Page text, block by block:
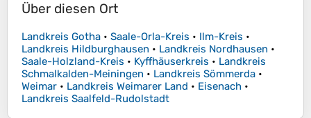
Über diesen Ort
Landkreis Gotha • Saale-Orla-Kreis • Ilm-Kreis •
Landkreis Hildburghausen • Landkreis Nordhausen •
Saale-Holzland-Kreis • Kyffhäuserkreis • Landkreis
Schmalkalden-Meiningen • Landkreis Sömmerda •
Weimar • Landkreis Weimarer Land • Eisenach •
Landkreis Saalfeld-Rudolstadt